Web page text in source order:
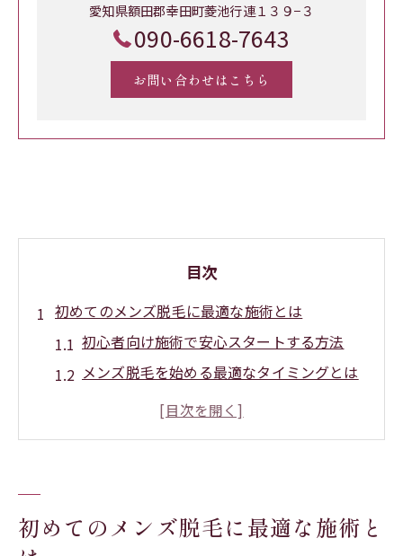
愛知県額田郡幸田町菱池行連１３９−３
090-6618-7643
お問い合わせはこちら
目次
初めてのメンズ脱毛に最適な施術とは
初心者向け施術で安心スタートする方法
メンズ脱毛を始める最適なタイミングとは
肌管理初心者のための施術選びの秘訣
初心者向け施術で肌に優しいメンズ脱毛を
初めてのメンズ脱毛に最適な施術と